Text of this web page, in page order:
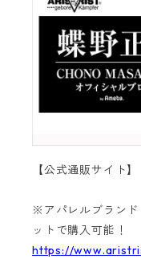
【公式通販サイト】
※アパレルブランド
ットで購入可能！
https://